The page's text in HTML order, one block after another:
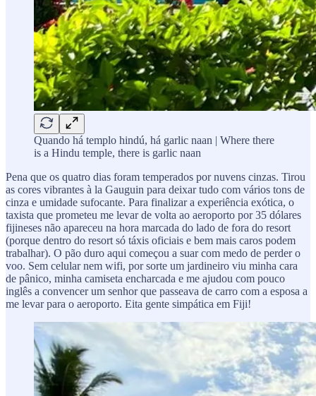
Quando há templo hindú, há garlic naan | Where there
is a Hindu temple, there is garlic naan
Pena que os quatro dias foram temperados por nuvens cinzas. Tirou
as cores vibrantes à la Gauguin para deixar tudo com vários tons de
cinza e umidade sufocante. Para finalizar a experiência exótica, o
taxista que prometeu me levar de volta ao aeroporto por 35 dólares
fijineses não apareceu na hora marcada do lado de fora do resort
(porque dentro do resort só táxis oficiais e bem mais caros podem
trabalhar). O pão duro aqui começou a suar com medo de perder o
voo. Sem celular nem wifi, por sorte um jardineiro viu minha cara
de pânico, minha camiseta encharcada e me ajudou com pouco
inglês a convencer um senhor que passeava de carro com a esposa a
me levar para o aeroporto. Eita gente simpática em Fiji!